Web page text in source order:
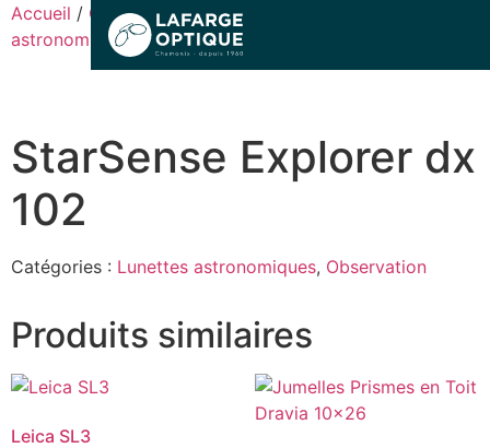
Lifestyle & Mode
Fermé Le magasin
Accueil / Observation/Lunettes
astronomiques/ StarSense Explorer dx 102
StarSense Explorer dx
102
Catégories : Lunettes astronomiques, Observation
Produits similaires
Leica SL3